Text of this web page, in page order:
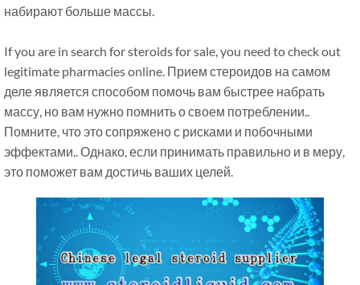
набирают больше массы.
If you are in search for steroids for sale,you need to check out
legitimate pharmacies online. Прием стероидов на самом
деле является способом помочь вам быстрее набрать
массу, но вам нужно помнить о своем потреблении..
Помните, что это сопряжено с рисками и побочными
эффектами.. Однако, если принимать правильно и в меру,
это поможет вам достичь ваших целей.